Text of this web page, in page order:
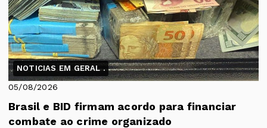
NOTICIAS EM GERAL .
05/08/2026
Brasil e BID firmam acordo para financiar
combate ao crime organizado